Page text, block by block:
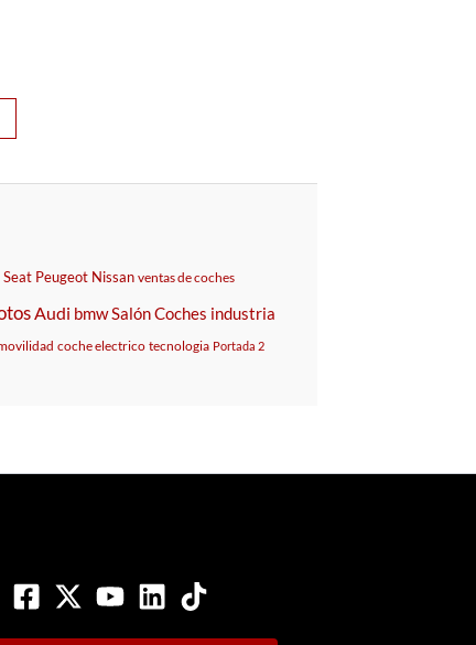
Seat Peugeot Nissan ventas de coches
Audi bmwSalónCoches industria
coche electrico tecnologia Portada 2